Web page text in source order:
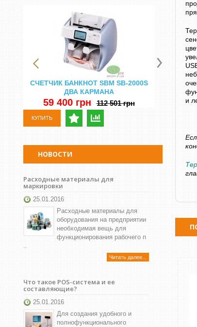
СЧЕТЧИК БАНКНОТ SBM SB-2000S
ДВА КАРМАНА
59 400 грн 112 501 грн
КУПИТЬ
НОВОСТИ
Расходные материалы для
маркировки
25.01.2016
Расходные материалы для
оборудования на предприятии
необходимая вещь для
функционирования рабочего п
..
Читать далее...
Что такое POS-система и ее
составляющие?
25.01.2016
Для создания удобного и
полнофункционального
и